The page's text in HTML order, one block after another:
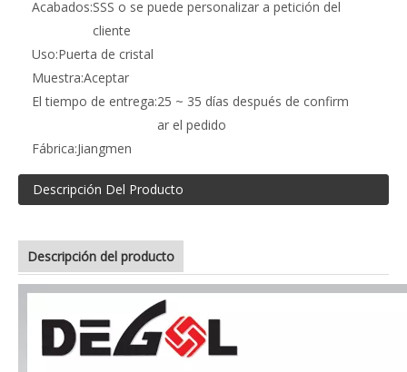
Acabados:SSS o se puede personalizar a petición del
cliente
Uso:Puerta de cristal
Muestra:Aceptar
El tiempo de entrega:25 ~ 35 días después de confirm
ar el pedido
Fábrica:Jiangmen
Descripción Del Producto
Descripción del producto